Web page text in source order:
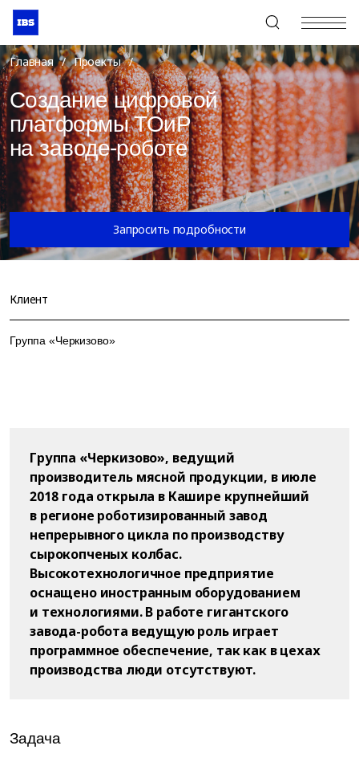
+7 (495) 967-80-80
Главная / Проекты /
Создание цифровой
платформы ТОиР
на заводе-роботе
Запросить подробности
Клиент
Группа «Черкизово»
Группа «Черкизово», ведущий
производитель мясной продукции, в июле
2018 года открыла в Кашире крупнейший
в регионе роботизированный завод
непрерывного цикла по производству
сырокопченых колбас.
Высокотехнологичное предприятие
оснащено иностранным оборудованием
и технологиями. В работе гигантского
завода-робота ведущую роль играет
программное обеспечение, так как в цехах
производства люди отсутствуют.
Задача